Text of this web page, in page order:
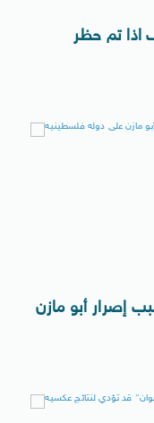
اذا تم حظر
إصرار أبو مازن